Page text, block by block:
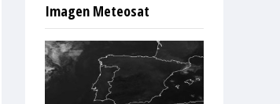
Imagen Meteosat